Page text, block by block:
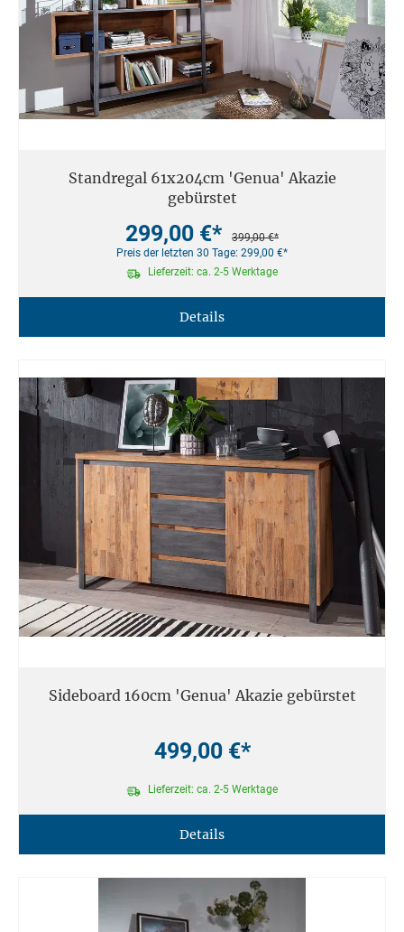
Standregal 61x204cm 'Genua' Akazie
gebürstet
299,00 €*
399,00 €*
Preis der letzten 30 Tage: 299,00 €*
Lieferzeit: ca. 2-5 Werktage
Details
Sideboard 160cm 'Genua' Akazie gebürstet
499,00 €*
Lieferzeit: ca. 2-5 Werktage
Details